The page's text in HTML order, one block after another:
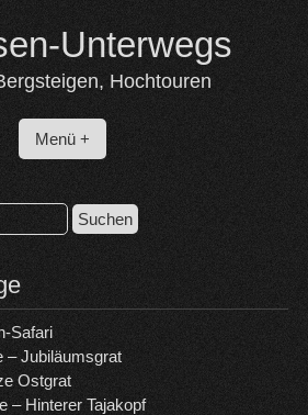
Unterwegs
Hochtouren
Menü +
Safari
– Jubiläumsgrat
Ostgrat
– Hinterer Tajakopf